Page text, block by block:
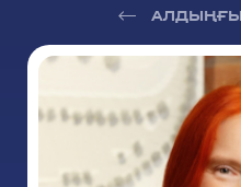
АЛДЫҢҒЫ